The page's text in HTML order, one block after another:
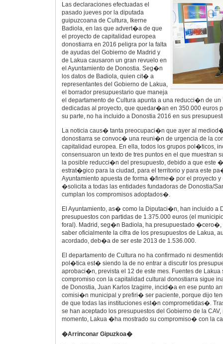
Las declaraciones efectuadas el
pasado jueves por la diputada
guipuzcoana de Cultura, Ikerne
Badiola, en las que advert�a de que
el proyecto de capitalidad europea
donostiarra en 2016 peligra por la falta
de ayudas del Gobierno de Madrid y
de Lakua causaron un gran revuelo en
el Ayuntamiento de Donostia. Seg�n
los datos de Badiola, quien cit� a
representantes del Gobierno de Lakua,
el borrador presupuestario que maneja
el departamento de Cultura apunta a una reducci�n de un
dedicadas al proyecto, que quedar�an en 350.000 euros
su parte, no ha incluido a Donostia 2016 en sus
La noticia caus� tanta preocupaci�n que ayer al
donostiarra se convoc� una reuni�n de urgencia de la
capitalidad europea. En ella, todos los grupos pol�ticos,
consensuaron un texto de tres puntos en el que
la posible reducci�n del presupuesto, debido a que este
estrat�gico para la ciudad, para el territorio y para este
Ayuntamiento apuesta de forma �firme� por el
�solicita a todas las entidades fundadoras de Donostia/
cumplan los compromisos adoptados�.
El Ayuntamiento, as� como la Diputaci�n, han incluido a
presupuestos con partidas de 1.375.000 euros (el
foral). Madrid, seg�n Badiola, ha presupuestado �cero�,
saber oficialmente la cifra de los presupuestos de Lakua,
acordado, deb�a de ser este 2013 de 1.536.000.
El departamento de Cultura no ha confirmado ni
pol�tica est� siendo la de no entrar a discutir los
aprobaci�n, prevista el 12 de este mes. Fuentes de
compromiso con la capitalidad cultural donostiarra sigue
de Donostia, Juan Karlos Izagirre, incid�a en ese punto
comisi�n municipal y prefiri� ser paciente, porque dijo
de que todas las instituciones est�n comprometidas�.
se han aceptado los presupuestos del Gobierno de la
momento, Lakua �ha mostrado su compromiso� con la
�Arrinconar Gipuzkoa�